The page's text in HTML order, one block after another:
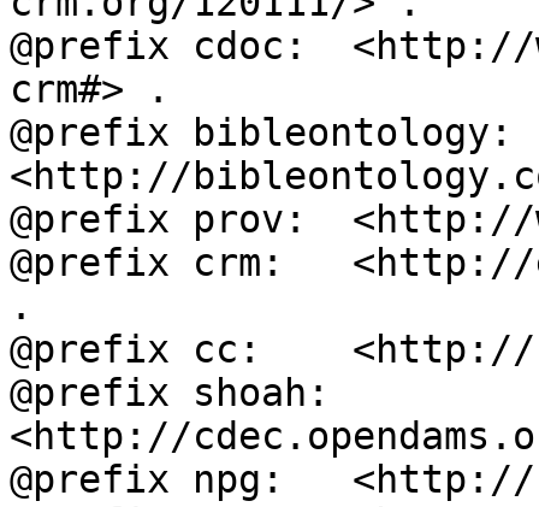
@prefix cdoc:  <http://
crm#> .
@prefix bibleontology:
<http://
@prefix prov:  <http://
@prefix crm:   <http://
.
@prefix cc:    <http://
@prefix shoah:
<http://
@prefix npg:   <http://